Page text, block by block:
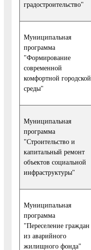
градостроительство"
Муниципальная
программа
"Формирование
современной
комфортной городской
среды"
Муниципальная
программа
"Строительство и
капитальный ремонт
объектов социальной
инфраструктуры"
Муниципальная
программа
"Переселение граждан
из аварийного
жилищного фонда"